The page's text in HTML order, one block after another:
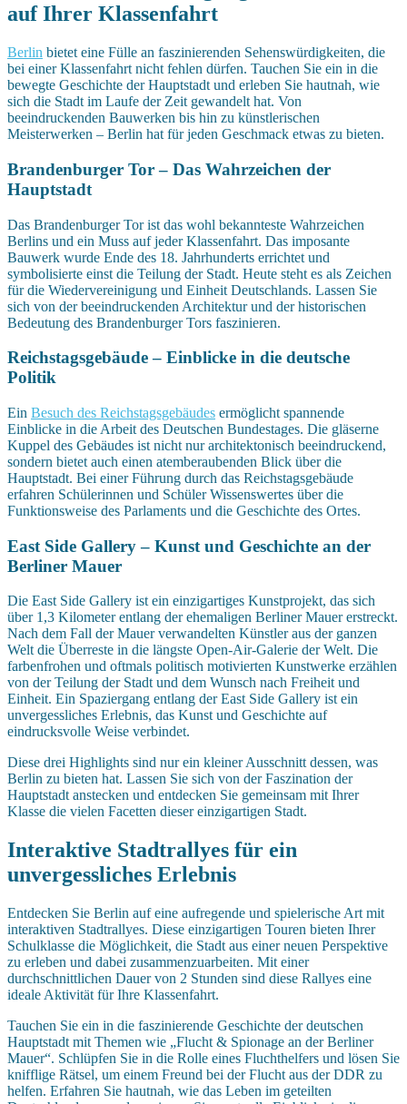
auf Ihrer Klassenfahrt
Berlin bietet eine Fülle an faszinierenden Sehenswürdigkeiten, die
bei einer Klassenfahrt nicht fehlen dürfen. Tauchen Sie ein in die
bewegte Geschichte der Hauptstadt und erleben Sie hautnah, wie
sich die Stadt im Laufe der Zeit gewandelt hat. Von
beeindruckenden Bauwerken bis hin zu künstlerischen
Meisterwerken – Berlin hat für jeden Geschmack etwas zu bieten.
Brandenburger Tor – Das Wahrzeichen der
Hauptstadt
Das Brandenburger Tor ist das wohl bekannteste Wahrzeichen
Berlins und ein Muss auf jeder Klassenfahrt. Das imposante
Bauwerk wurde Ende des 18. Jahrhunderts errichtet und
symbolisierte einst die Teilung der Stadt. Heute steht es als Zeichen
für die Wiedervereinigung und Einheit Deutschlands. Lassen Sie
sich von der beeindruckenden Architektur und der historischen
Bedeutung des Brandenburger Tors faszinieren.
Reichstagsgebäude – Einblicke in die deutsche
Politik
Ein Besuch des Reichstagsgebäudes ermöglicht spannende
Einblicke in die Arbeit des Deutschen Bundestages. Die gläserne
Kuppel des Gebäudes ist nicht nur architektonisch beeindruckend,
sondern bietet auch einen atemberaubenden Blick über die
Hauptstadt. Bei einer Führung durch das Reichstagsgebäude
erfahren Schülerinnen und Schüler Wissenswertes über die
Funktionsweise des Parlaments und die Geschichte des Ortes.
East Side Gallery – Kunst und Geschichte an der
Berliner Mauer
Die East Side Gallery ist ein einzigartiges Kunstprojekt, das sich
über 1,3 Kilometer entlang der ehemaligen Berliner Mauer erstreckt.
Nach dem Fall der Mauer verwandelten Künstler aus der ganzen
Welt die Überreste in die längste Open-Air-Galerie der Welt. Die
farbenfrohen und oftmals politisch motivierten Kunstwerke erzählen
von der Teilung der Stadt und dem Wunsch nach Freiheit und
Einheit. Ein Spaziergang entlang der East Side Gallery ist ein
unvergessliches Erlebnis, das Kunst und Geschichte auf
eindrucksvolle Weise verbindet.
Diese drei Highlights sind nur ein kleiner Ausschnitt dessen, was
Berlin zu bieten hat. Lassen Sie sich von der Faszination der
Hauptstadt anstecken und entdecken Sie gemeinsam mit Ihrer
Klasse die vielen Facetten dieser einzigartigen Stadt.
Interaktive Stadtrallyes für ein
unvergessliches Erlebnis
Entdecken Sie Berlin auf eine aufregende und spielerische Art mit
interaktiven Stadtrallyes. Diese einzigartigen Touren bieten Ihrer
Schulklasse die Möglichkeit, die Stadt aus einer neuen Perspektive
zu erleben und dabei zusammenzuarbeiten. Mit einer
durchschnittlichen Dauer von 2 Stunden sind diese Rallyes eine
ideale Aktivität für Ihre Klassenfahrt.
Tauchen Sie ein in die faszinierende Geschichte der deutschen
Hauptstadt mit Themen wie „Flucht & Spionage an der Berliner
Mauer“. Schlüpfen Sie in die Rolle eines Fluchthelfers und lösen Sie
knifflige Rätsel, um einem Freund bei der Flucht aus der DDR zu
helfen. Erfahren Sie hautnah, wie das Leben im geteilten